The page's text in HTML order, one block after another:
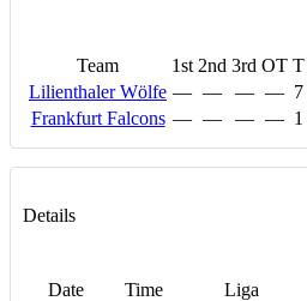
Team 1st 2nd 3rd OT T
Lilienthaler Wölfe — — — — 7
Frankfurt Falcons — — — — 1
Details
Date Time Liga